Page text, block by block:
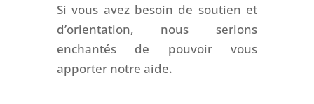
Si vous avez besoin de soutien et
d’orientation, nous serions
enchantés de pouvoir vous
apporter notre aide.